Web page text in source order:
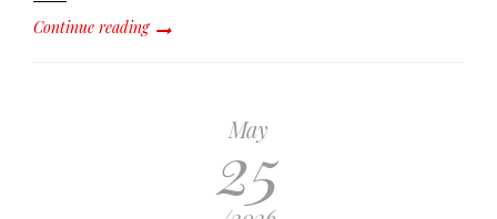
Continue reading
May
25